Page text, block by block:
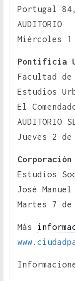
Portugal
AUDITORIO
Miércoles
Pontificia
Facultad
Estudios
El
AUDITORIO
Jueves 2
Corporación
Estudios
José
Martes 7
Más